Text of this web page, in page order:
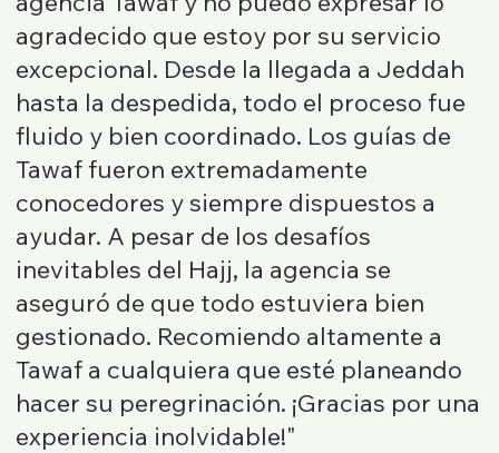
agradecido que estoy por su servicio
excepcional. Desde la llegada a Jeddah
hasta la despedida, todo el proceso fue
fluido y bien coordinado. Los guías de
Tawaf fueron extremadamente
conocedores y siempre dispuestos a
ayudar. A pesar de los desafíos
inevitables del Hajj, la agencia se
aseguró de que todo estuviera bien
gestionado. Recomiendo altamente a
Tawaf a cualquiera que esté planeando
hacer su peregrinación. ¡Gracias por una
experiencia inolvidable!"